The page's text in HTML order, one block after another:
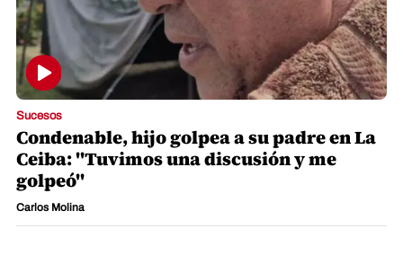
Sucesos
Condenable, hijo golpea a su padre en La
Ceiba: "Tuvimos una discusión y me
golpeó"
Carlos Molina